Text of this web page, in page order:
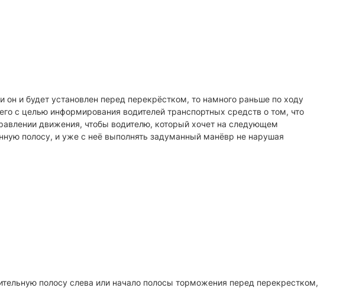
и будет установлен перед перекрёстком, то намного раньше по ходу
с целью информирования водителей транспортных средств о том, что
движения, чтобы водителю, который хочет на следующем
полосу, и уже с неё выполнять задуманный манёвр не нарушая
полосу слева или начало полосы торможения перед перекрестком,